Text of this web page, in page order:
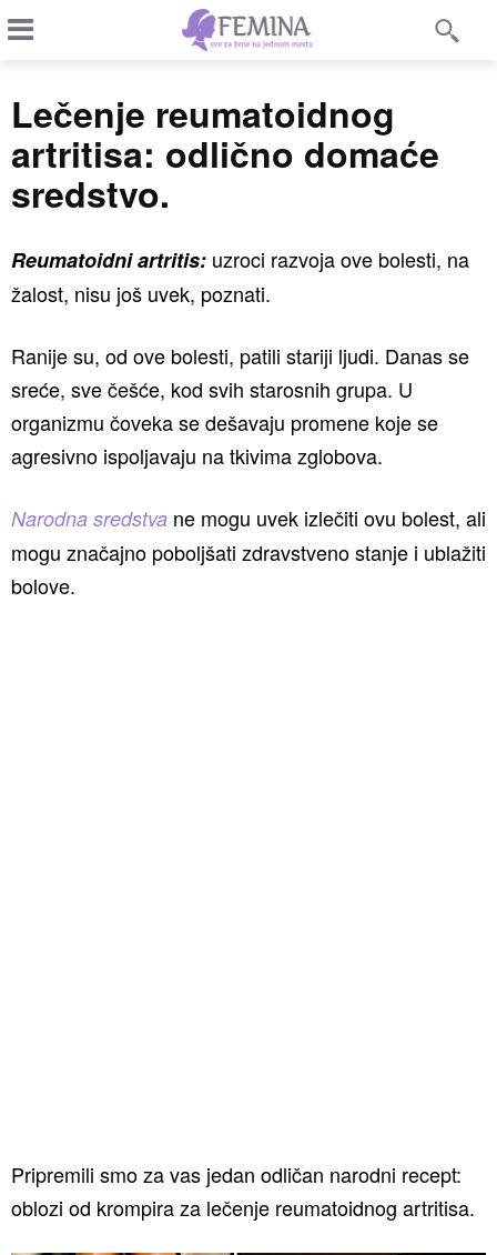
Lečenje reumatoidnog
artritisa: odlično domaće
sredstvo.
Reumatoidni artritis: uzroci razvoja ove bolesti, na
žalost, nisu još uvek, poznati.
Ranije su, od ove bolesti, patili stariji ljudi. Danas se
sreće, sve češće, kod svih starosnih grupa. U
organizmu čoveka se dešavaju promene koje se
agresivno ispoljavaju na tkivima zglobova.
Narodna sredstva ne mogu uvek izlečiti ovu bolest, ali
mogu značajno poboljšati zdravstveno stanje i ublažiti
bolove.
Pripremili smo za vas jedan odličan narodni recept:
oblozi od krompira za lečenje reumatoidnog artritisa.